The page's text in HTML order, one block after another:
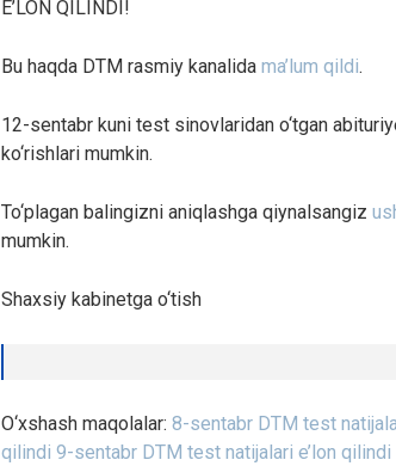
E’LON QILINDI!
Bu haqda DTM rasmiy kanalida ma’lum qildi.
12-sentabr kuni test sinovlaridan o‘tgan
ko‘rishlari mumkin.
To‘plagan balingizni aniqlashga qiynalsangiz
mumkin.
Shaxsiy kabinetga o‘tish
O‘xshash maqolalar: 8-sentabr DTM test
qilindi 9-sentabr DTM test natijalari e’lon qilindi